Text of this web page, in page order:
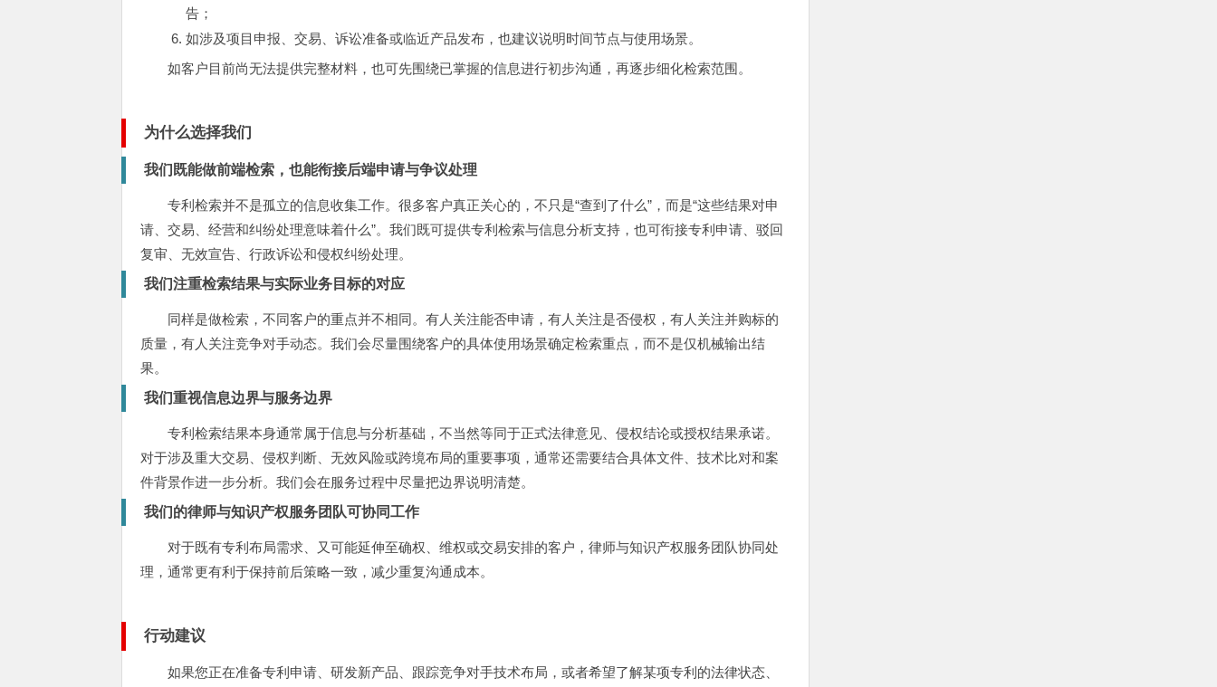
告；
如涉及项目申报、交易、诉讼准备或临近产品发布，也建议说明时间节点与使用场景。
如客户目前尚无法提供完整材料，也可先围绕已掌握的信息进行初步沟通，再逐步细化检索范围。
为什么选择我们
我们既能做前端检索，也能衔接后端申请与争议处理
专利检索并不是孤立的信息收集工作。很多客户真正关心的，不只是“查到了什么”，而是“这些结果对申
请、交易、经营和纠纷处理意味着什么”。我们既可提供专利检索与信息分析支持，也可衔接专利申请、驳回
复审、无效宣告、行政诉讼和侵权纠纷处理。
我们注重检索结果与实际业务目标的对应
同样是做检索，不同客户的重点并不相同。有人关注能否申请，有人关注是否侵权，有人关注并购标的
质量，有人关注竞争对手动态。我们会尽量围绕客户的具体使用场景确定检索重点，而不是仅机械输出结
果。
我们重视信息边界与服务边界
专利检索结果本身通常属于信息与分析基础，不当然等同于正式法律意见、侵权结论或授权结果承诺。
对于涉及重大交易、侵权判断、无效风险或跨境布局的重要事项，通常还需要结合具体文件、技术比对和案
件背景作进一步分析。我们会在服务过程中尽量把边界说明清楚。
我们的律师与知识产权服务团队可协同工作
对于既有专利布局需求、又可能延伸至确权、维权或交易安排的客户，律师与知识产权服务团队协同处
理，通常更有利于保持前后策略一致，减少重复沟通成本。
行动建议
如果您正在准备专利申请、研发新产品、跟踪竞争对手技术布局，或者希望了解某项专利的法律状态、